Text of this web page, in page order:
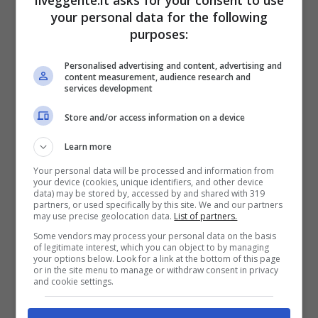
2050€
VERIFICA
Bonus Benvenuto Sport: fino a 1.000€
50% sul deposito fino a 50€
1000€
VERIFICA
your personal data for the following
purposes:
Personalised advertising and content, advertising and
content measurement, audience research and
services development
Store and/or access information on a device
Learn more
Your personal data will be processed and information from
your device (cookies, unique identifiers, and other device
data) may be stored by, accessed by and shared with 319
partners, or used specifically by this site. We and our partners
may use precise geolocation data. List of partners.
Some vendors may process your personal data on the basis
of legitimate interest, which you can object to by managing
your options below. Look for a link at the bottom of this page
or in the site menu to manage or withdraw consent in privacy
and cookie settings.